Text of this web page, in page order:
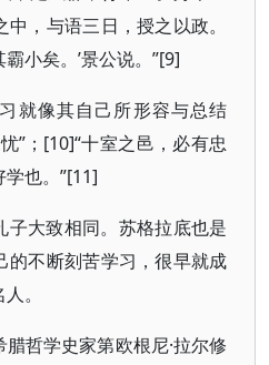
，与语三日，授之以政。
小矣。’景公说。”[9]
就像其自己所形容与总结
”；[10]“十室之邑，必有忠
也。”[11]
子大致相同。苏格拉底也是
的不断刻苦学习，很早就成
。
哲学史家第欧根尼·拉尔修